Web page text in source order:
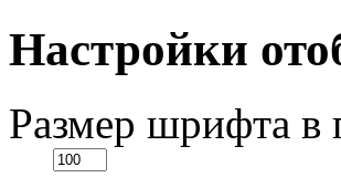
Настройки
Размер шрифта в